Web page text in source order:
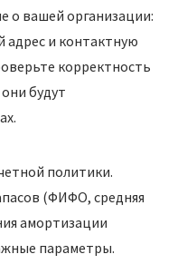
о вашей организации:
и контактную
корректность
будут
политики.
(ФИФО, средняя
амортизации
параметры.